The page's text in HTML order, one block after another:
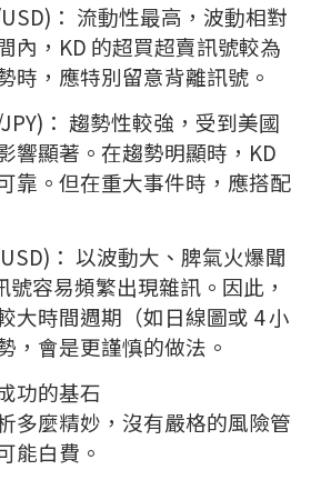
： 流動性最高，波動相對
內，KD 的超買超賣訊號較為
時，應特別留意背離訊號。
： 趨勢性較強，受到美國
響顯著。在趨勢明顯時，KD
靠。但在重大事件時，應搭配
： 以波動大、脾氣火爆聞
號容易頻繁出現雜訊。因此，
大時間週期（如日線圖或 4 小
，會是更謹慎的做法。
功的基石
多麼精妙，沒有嚴格的風險管
能白費。